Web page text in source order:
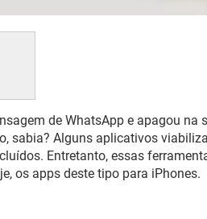
de WhatsApp e apagou na
sabia? Alguns aplicativos
Entretanto, essas
os apps deste tipo para iPhones.